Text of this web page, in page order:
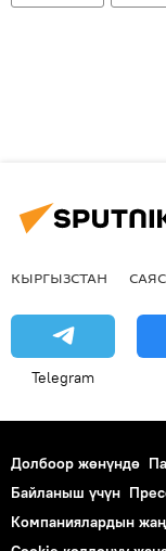
КЫРГЫЗСТАН
Telegram
Долбоор жөнүндө
Байланыш үчүн
Компаниялардын